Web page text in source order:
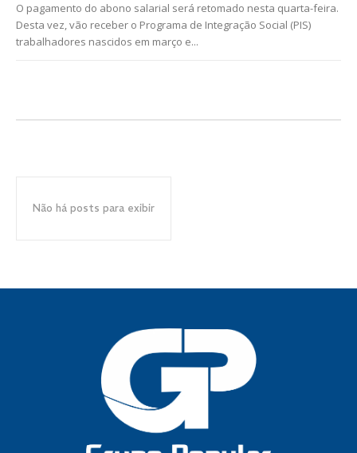
O pagamento do abono salarial será retomado nesta quarta-feira.
Desta vez, vão receber o Programa de Integração Social (PIS)
trabalhadores nascidos em março e...
Não há posts para exibir